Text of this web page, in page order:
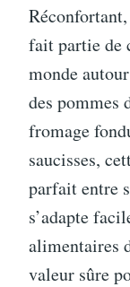
fait partie de
monde
des pommes
fromage
saucisses,
parfait entre
s’adapte
alimentaires
valeur sûre